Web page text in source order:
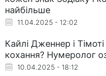
найбільше
11.04.2025 - 12:02
Кайлі Дженнер і
кохання? Нумеролог
10.04.2025 - 18:12